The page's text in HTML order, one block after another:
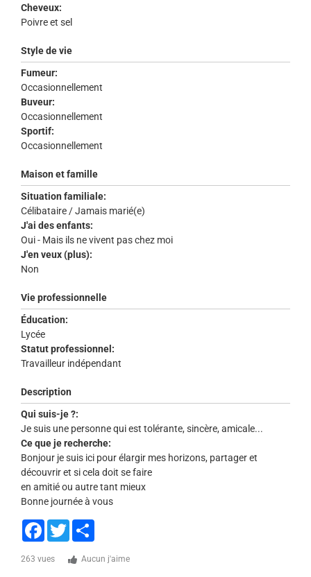
Cheveux:
Poivre et sel
Style de vie
Fumeur:
Occasionnellement
Buveur:
Occasionnellement
Sportif:
Occasionnellement
Maison et famille
Situation familiale:
Célibataire / Jamais marié(e)
J'ai des enfants:
Oui - Mais ils ne vivent pas chez moi
J'en veux (plus):
Non
Vie professionnelle
Éducation:
Lycée
Statut professionnel:
Travailleur indépendant
Description
Qui suis-je ?:
Je suis une personne qui est tolérante, sincère, amicale...
Ce que je recherche:
Bonjour je suis ici pour élargir mes horizons, partager et
découvrir et si cela doit se faire
en amitié ou autre tant mieux
Bonne journée à vous
Facebook
Twitter
263 vues Aucun j'aime